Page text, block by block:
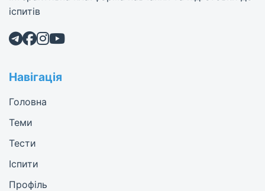
іспитів
Навігація
Головна
Теми
Тести
Іспити
Профіль